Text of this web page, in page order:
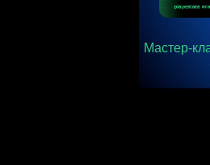
Мастер-